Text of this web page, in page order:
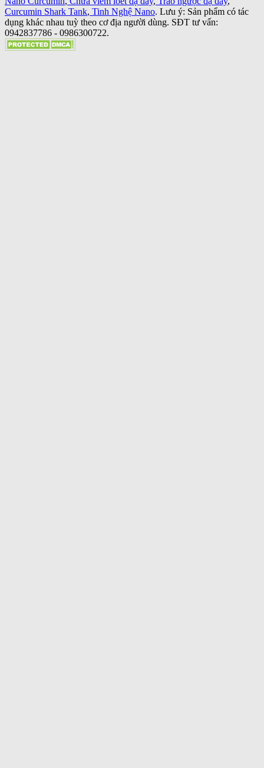
Curcumin Shark Tank, Tinh Nghệ Nano. Lưu ý: Sản phẩm có tác
dụng khác nhau tuỳ theo cơ địa người dùng. SĐT tư vấn:
0942837786 - 0986300722.